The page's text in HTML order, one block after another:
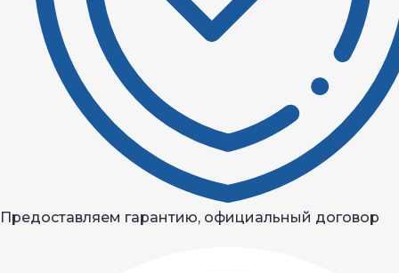
Предоставляем гарантию, официальный договор